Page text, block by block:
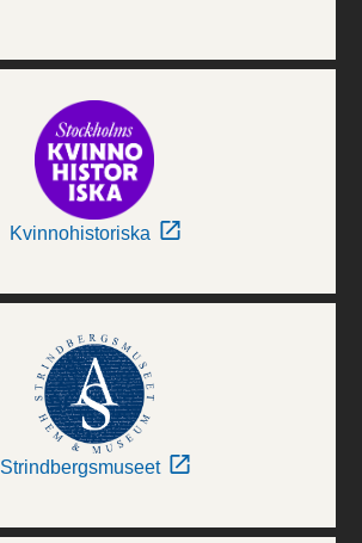
Kvinnohistoriska
Strindbergsmuseet